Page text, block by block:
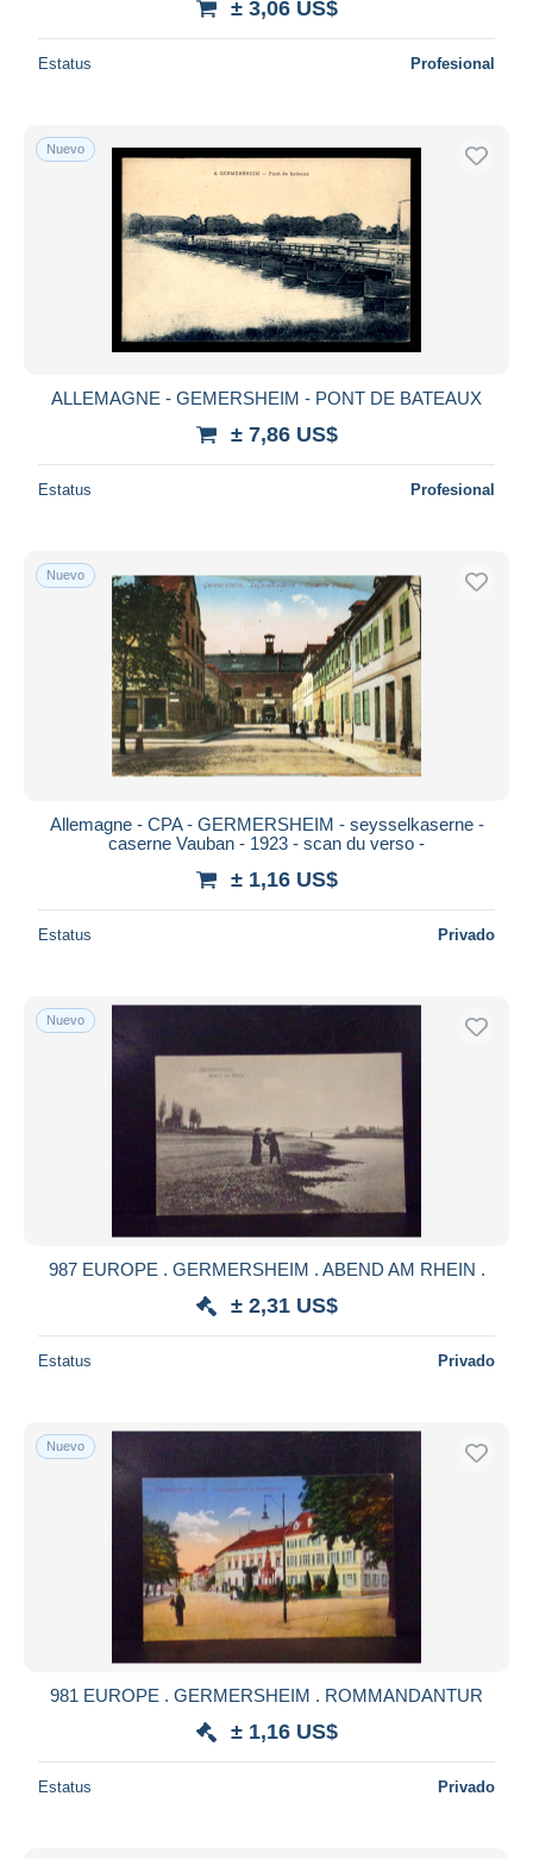
Residencia del vendedor
Aplicar
± 3,06 US$
Estatus Profesional
Nuevo
ALLEMAGNE - GEMERSHEIM - PONT DE BATEAUX
± 7,86 US$
Estatus Profesional
Nuevo
Allemagne - CPA - GERMERSHEIM - seysselkaserne -
caserne Vauban - 1923 - scan du verso -
± 1,16 US$
Estatus Privado
Nuevo
987 EUROPE . GERMERSHEIM . ABEND AM RHEIN .
± 2,31 US$
Estatus Privado
Nuevo
981 EUROPE . GERMERSHEIM . ROMMANDANTUR
± 1,16 US$
Estatus Privado